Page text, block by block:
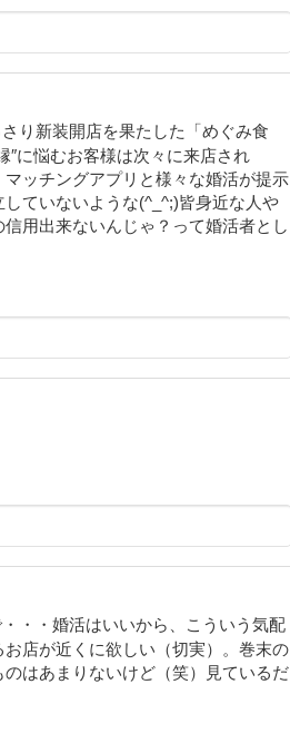
り新装開店を果たした「めぐみ食
″に悩むお客様は次々に来店され
ッチングアプリと様々な婚活が提示
ていないような(^_^;)皆身近な人や
用出来ないんじゃ？って婚活者とし
・・婚活はいいから、こういう気配
店が近くに欲しい（切実）。巻末の
はあまりないけど（笑）見ているだ